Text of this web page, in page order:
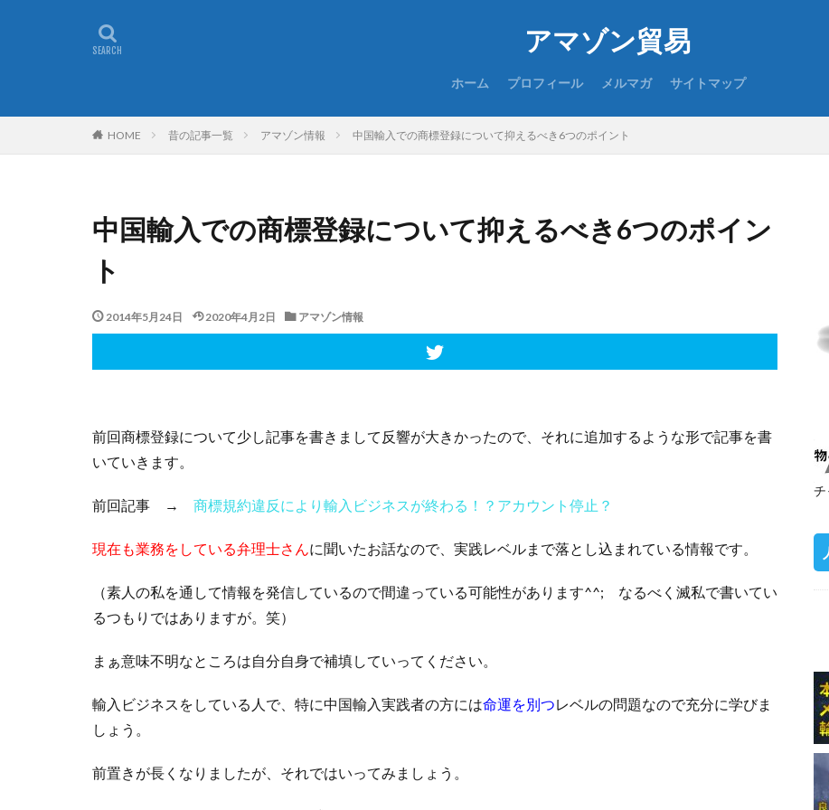
アマゾン貿易
ホーム プロフィール メルマガ サイトマップ
HOME 昔の記事一覧 アマゾン情報 中国輸入での商標登録について抑えるべき6つのポイント
中国輸入での商標登録について抑えるべき6つのポイン
ト
2014年5月24日 2020年4月2日 アマゾン情報
前回商標登録について少し記事を書きまして反響が大きかったので、それに追加するような形で記事を書
いていきます。
前回記事 → 商標規約違反により輸入ビジネスが終わる！？アカウント停止？
現在も業務をしている弁理士さんに聞いたお話なので、実践レベルまで落とし込まれている情報です。
（素人の私を通して情報を発信しているので間違っている可能性があります^^; なるべく滅私で書いてい
るつもりではありますが。笑）
まぁ意味不明なところは自分自身で補填していってください。
輸入ビジネスをしている人で、特に中国輸入実践者の方には命運を別つレベルの問題なので充分に学びま
しょう。
前置きが長くなりましたが、それではいってみましょう。
チ